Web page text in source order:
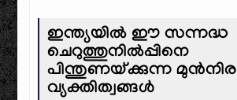
ഇന്ത്യയിൽ ഈ സന്നദ്ധ
ചെറുത്തുനിൽപ്പിനെ
പിന്തുണയ്ക്കുന്ന മുൻനിര
വ്യക്തിത്വങ്ങൾ